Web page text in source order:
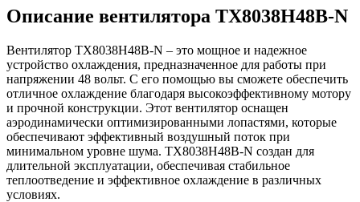
Описание вентилятора TX8038H48B-N
Вентилятор TX8038H48B-N – это мощное и надежное
устройство охлаждения, предназначенное для работы при
напряжении 48 вольт. С его помощью вы сможете обеспечить
отличное охлаждение благодаря высокоэффективному мотору
и прочной конструкции. Этот вентилятор оснащен
аэродинамически оптимизированными лопастями, которые
обеспечивают эффективный воздушный поток при
минимальном уровне шума. TX8038H48B-N создан для
длительной эксплуатации, обеспечивая стабильное
теплоотведение и эффективное охлаждение в различных
условиях.